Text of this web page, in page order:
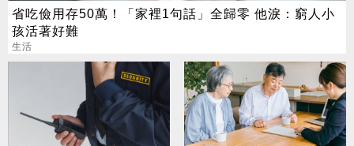
省吃儉用存50萬！「家裡1句話」全歸零 他淚：窮人小
孩活著好難
生活